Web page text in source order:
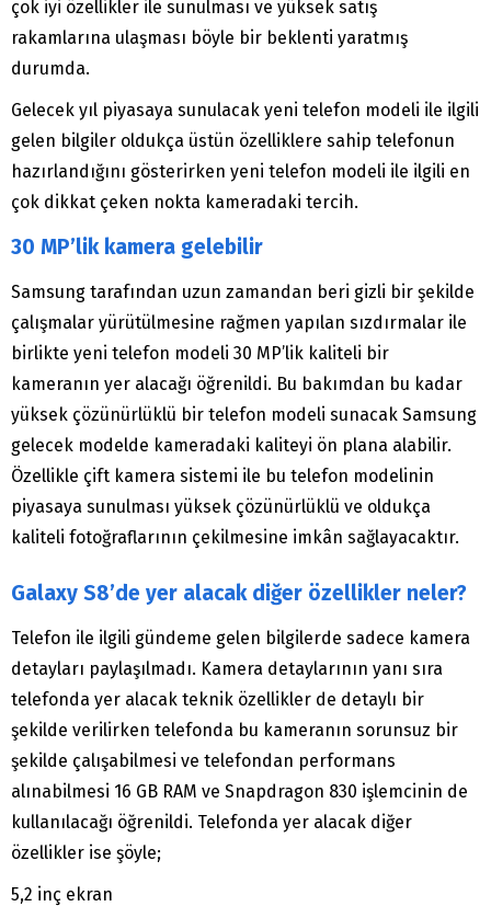
çok iyi özellikler ile sunulması ve yüksek satış
rakamlarına ulaşması böyle bir beklenti yaratmış
durumda.
Gelecek yıl piyasaya sunulacak yeni telefon modeli ile ilgili
gelen bilgiler oldukça üstün özelliklere sahip telefonun
hazırlandığını gösterirken yeni telefon modeli ile ilgili en
çok dikkat çeken nokta kameradaki tercih.
30 MP’lik kamera gelebilir
Samsung tarafından uzun zamandan beri gizli bir şekilde
çalışmalar yürütülmesine rağmen yapılan sızdırmalar ile
birlikte yeni telefon modeli 30 MP’lik kaliteli bir
kameranın yer alacağı öğrenildi. Bu bakımdan bu kadar
yüksek çözünürlüklü bir telefon modeli sunacak Samsung
gelecek modelde kameradaki kaliteyi ön plana alabilir.
Özellikle çift kamera sistemi ile bu telefon modelinin
piyasaya sunulması yüksek çözünürlüklü ve oldukça
kaliteli fotoğraflarının çekilmesine imkân sağlayacaktır.
Galaxy S8’de yer alacak diğer özellikler neler?
Telefon ile ilgili gündeme gelen bilgilerde sadece kamera
detayları paylaşılmadı. Kamera detaylarının yanı sıra
telefonda yer alacak teknik özellikler de detaylı bir
şekilde verilirken telefonda bu kameranın sorunsuz bir
şekilde çalışabilmesi ve telefondan performans
alınabilmesi 16 GB RAM ve Snapdragon 830 işlemcinin de
kullanılacağı öğrenildi. Telefonda yer alacak diğer
özellikler ise şöyle;
5,2 inç ekran